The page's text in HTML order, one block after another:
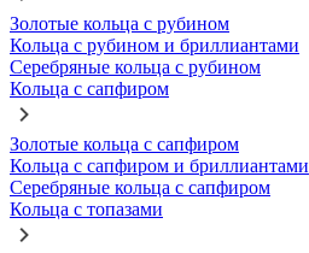
Золотые кольца с рубином
Кольца с рубином и бриллиантами
Серебряные кольца с рубином
Кольца с сапфиром
Золотые кольца с сапфиром
Кольца с сапфиром и бриллиантами
Серебряные кольца с сапфиром
Кольца с топазами